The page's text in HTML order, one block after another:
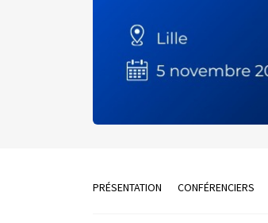
PRÉSENTATION CONFÉRENCIERS